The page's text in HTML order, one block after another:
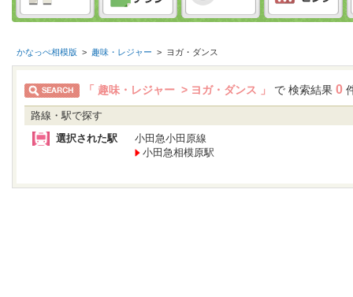
かなっぺ相模版 > 趣味・レジャー > ヨガ・ダンス
「 趣味・レジャー > ヨガ・ダンス 」 で 検索結果 0
路線・駅で探す
選択された駅
小田急小田原線
小田急相模原駅